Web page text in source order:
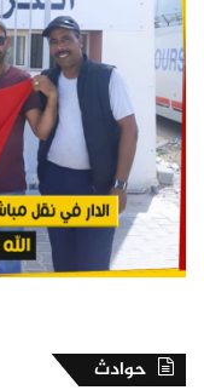
حوادث